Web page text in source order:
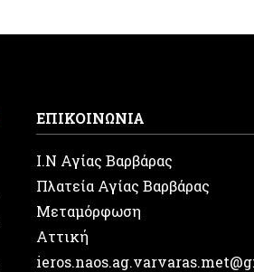
ΕΠΙΚΟΙΝΩΝΙΑ
Ι.Ν Αγίας Βαρβάρας
Πλατεία Αγίας Βαρβάρας
Μεταμόρφωση
Αττική